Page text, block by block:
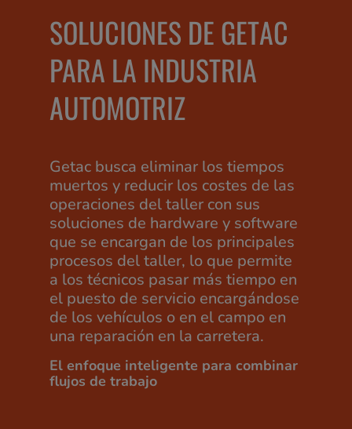
SOLUCIONES DE GETAC
PARA LA INDUSTRIA
AUTOMOTRIZ
Getac busca eliminar los tiempos
muertos y reducir los costes de las
operaciones del taller con sus
soluciones de hardware y software
que se encargan de los principales
procesos del taller, lo que permite
a los técnicos pasar más tiempo en
el puesto de servicio encargándose
de los vehículos o en el campo en
una reparación en la carretera.
El enfoque inteligente para combinar
flujos de trabajo